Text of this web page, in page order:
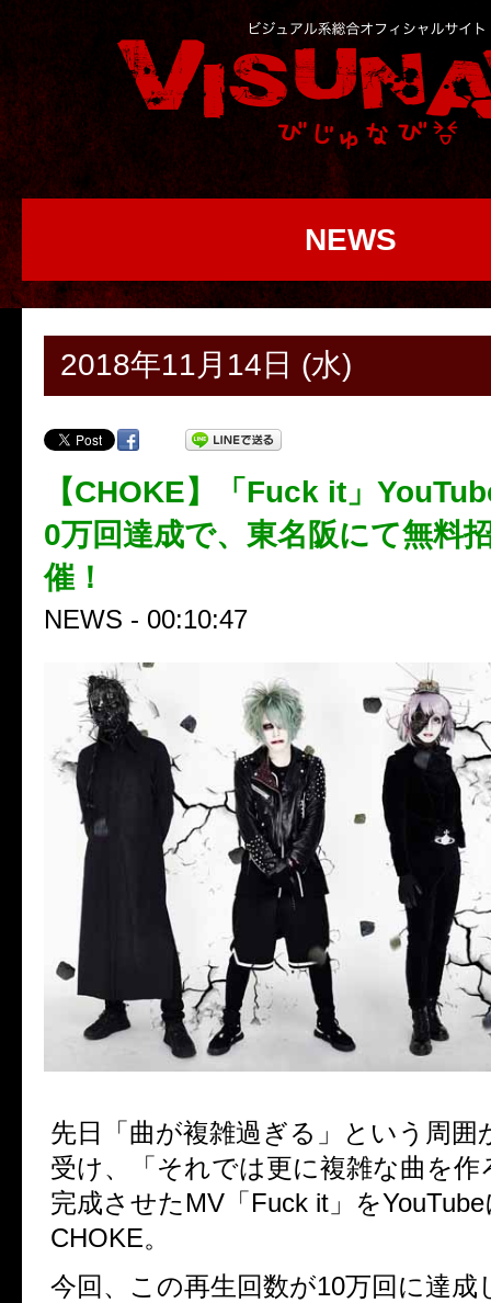
NEWS
2018年11月14日 (水)
【CHOKE】「Fuck it」
0万回達成で、東名阪にて無料
催！
NEWS - 00:10:47
先日「曲が複雑過ぎる」という周囲
受け、「それでは更に複雑な曲を作
完成させたMV「Fuck it」を
CHOKE。
今回、この再生回数が10万回に達成